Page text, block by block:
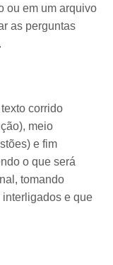
ou em um arquivo
as perguntas
corrido
meio
e fim
o que será
tomando
e que